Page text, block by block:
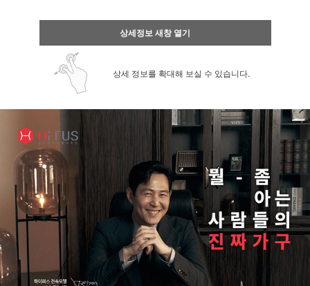
상세정보 새창 열기
상세 정보를 확대해 보실 수 있습니다.